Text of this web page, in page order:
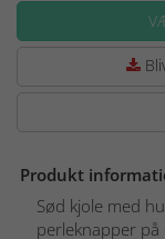
Produkt
Sød kjole med
perleknapper på